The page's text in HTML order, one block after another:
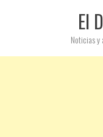
El
Noticias y